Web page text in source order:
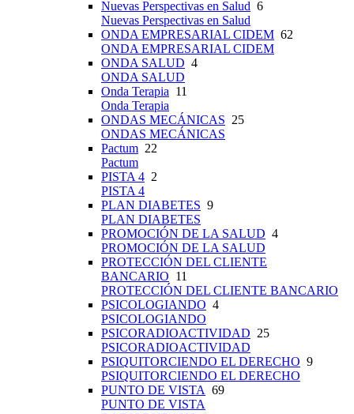
Nuevas Perspectivas en Salud 6
Nuevas Perspectivas en Salud
ONDA EMPRESARIAL CIDEM 62
ONDA EMPRESARIAL CIDEM
ONDA SALUD 4
ONDA SALUD
Onda Terapia 11
Onda Terapia
ONDAS MECÁNICAS 25
ONDAS MECÁNICAS
Pactum 22
Pactum
PISTA 4 2
PISTA 4
PLAN DIABETES 9
PLAN DIABETES
PROMOCIÓN DE LA SALUD 4
PROMOCIÓN DE LA SALUD
PROTECCIÓN DEL CLIENTE
BANCARIO 11
PROTECCIÓN DEL CLIENTE BANCARIO
PSICOLOGIANDO 4
PSICOLOGIANDO
PSICORADIOACTIVIDAD 25
PSICORADIOACTIVIDAD
PSIQUITORCIENDO EL DERECHO 9
PSIQUITORCIENDO EL DERECHO
PUNTO DE VISTA 69
PUNTO DE VISTA